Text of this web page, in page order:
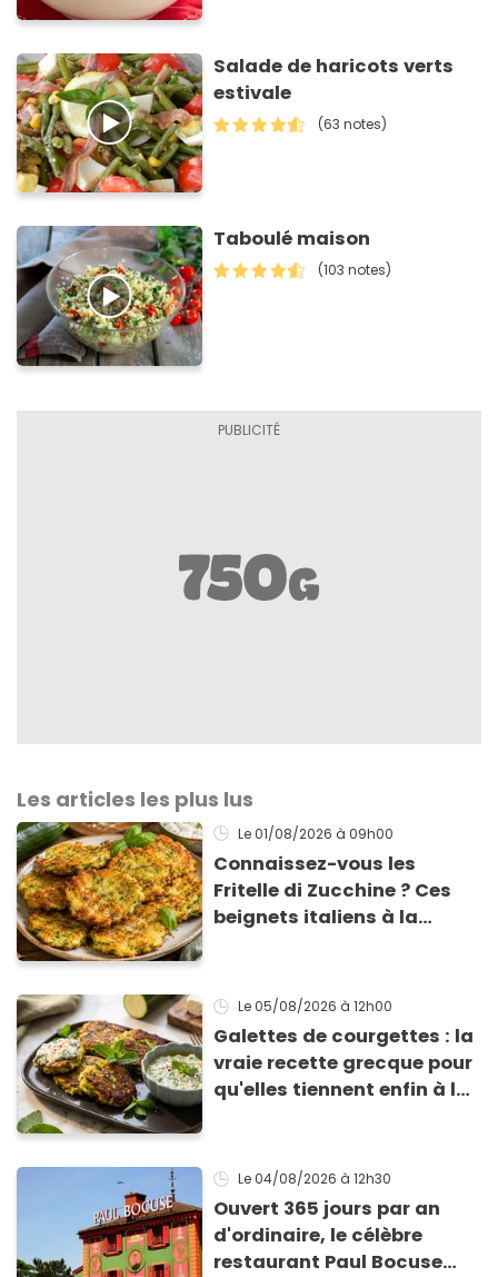
Salade de haricots verts
estivale
(63 notes)
Taboulé maison
(103 notes)
Les articles les plus lus
Le 01/08/2026 à 09h00
Connaissez-vous les
Fritelle di Zucchine ? Ces
beignets italiens à la
Le 05/08/2026 à 12h00
Galettes de courgettes : la
vraie recette grecque pour
qu'elles tiennent enfin à la
Le 04/08/2026 à 12h30
Ouvert 365 jours par an
d'ordinaire, le célèbre
restaurant Paul Bocuse